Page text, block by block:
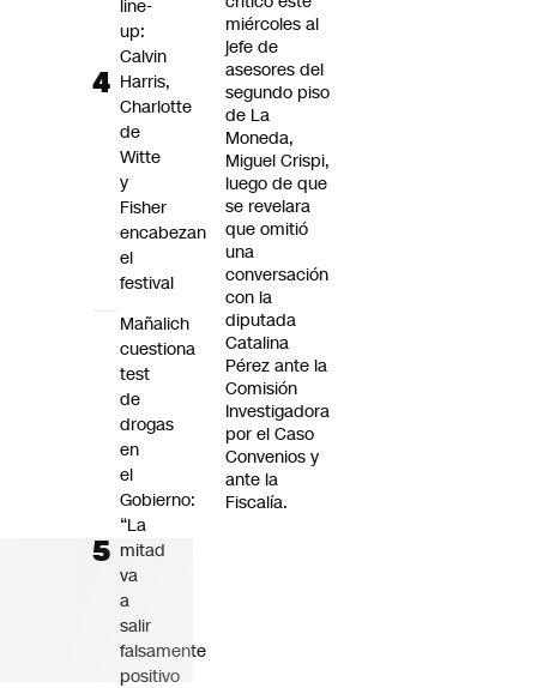
miércoles al
jefe de
asesores del
segundo piso
de La
Moneda,
Miguel Crispi,
luego de que
se revelara
que omitió
una
conversación
con la
diputada
Catalina
Pérez ante la
Comisión
Investigadora
por el Caso
Convenios y
ante la
Fiscalía.
line-
up:
Calvin
Harris,
Charlotte
de
Witte
y
Fisher
encabezan
el
festival
Mañalich
cuestiona
test
de
drogas
en
el
Gobierno:
“La
mitad
va
a
salir
falsamente
positivo